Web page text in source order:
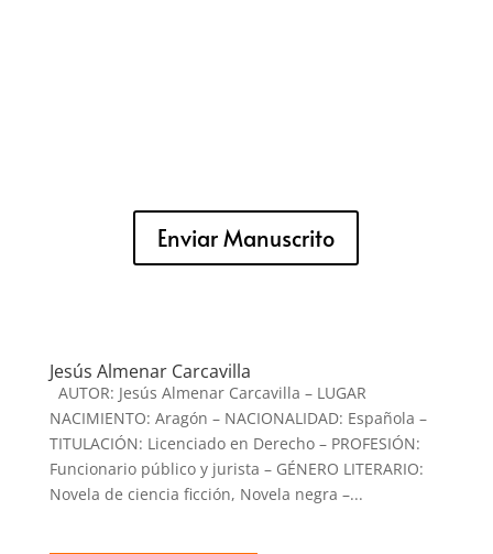
Enviar Manuscrito
Jesús Almenar Carcavilla
AUTOR: Jesús Almenar Carcavilla – LUGAR
NACIMIENTO: Aragón – NACIONALIDAD: Española –
TITULACIÓN: Licenciado en Derecho – PROFESIÓN:
Funcionario público y jurista – GÉNERO LITERARIO:
Novela de ciencia ficción, Novela negra –...